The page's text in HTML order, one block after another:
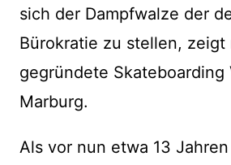
sich der Dampfwalze der
Bürokratie zu stellen, zeigt
gegründete Skateboarding
Marburg.
Als vor nun etwa 13